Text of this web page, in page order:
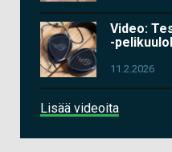
Video:
-
11.2.2026
Lisää videoita